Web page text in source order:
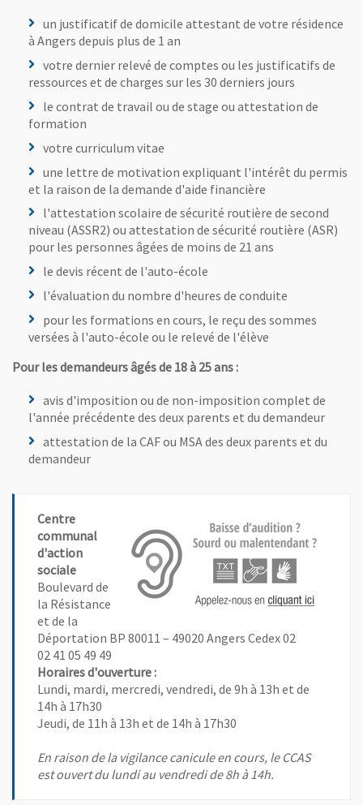
un justificatif de domicile attestant de votre résidence
à Angers depuis plus de 1 an
votre dernier relevé de comptes ou les justificatifs de
ressources et de charges sur les 30 derniers jours
le contrat de travail ou de stage ou attestation de
formation
votre curriculum vitae
une lettre de motivation expliquant l'intérêt du permis
et la raison de la demande d'aide financière
l'attestation scolaire de sécurité routière de second
niveau (ASSR2) ou attestation de sécurité routière (ASR)
pour les personnes âgées de moins de 21 ans
le devis récent de l'auto-école
l'évaluation du nombre d'heures de conduite
pour les formations en cours, le reçu des sommes
versées à l'auto-école ou le relevé de l'élève
Pour les demandeurs âgés de 18 à 25 ans :
avis d'imposition ou de non-imposition complet de
l'année précédente des deux parents et du demandeur
attestation de la CAF ou MSA des deux parents et du
demandeur
Centre
communal
d'action
sociale
Boulevard de
la Résistance
et de la
Déportation BP 80011 – 49020 Angers Cedex 02
02 41 05 49 49
Horaires d'ouverture :
Lundi, mardi, mercredi, vendredi, de 9h à 13h et de
14h à 17h30
Jeudi, de 11h à 13h et de 14h à 17h30
En raison de la vigilance canicule en cours, le CCAS
est ouvert du lundi au vendredi de 8h à 14h.